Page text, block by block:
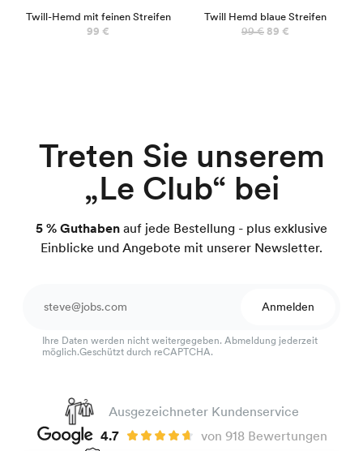
Twill-Hemd mit feinen Streifen
99 €
Twill Hemd blaue Streifen
99 €89 €
Treten Sie unserem
„Le Club“ bei
5 % Guthaben auf jede Bestellung - plus exklusive
Einblicke und Angebote mit unserer Newsletter.
Anmelden
Ihre Daten werden nicht weitergegeben. Abmeldung jederzeit
möglich.Geschützt durch reCAPTCHA.
Ausgezeichneter Kundenservice
4.7
von 918 Bewertungen